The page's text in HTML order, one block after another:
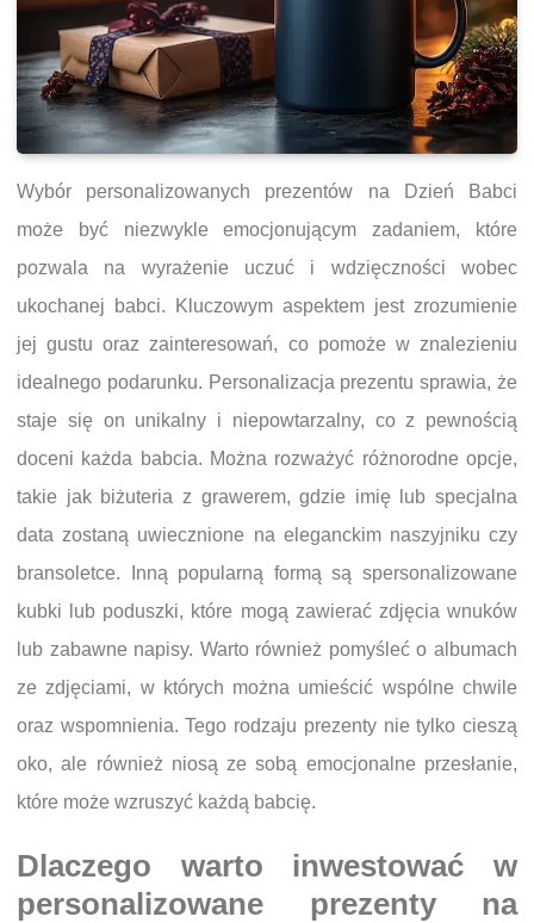
Wybór personalizowanych prezentów na Dzień Babci
może być niezwykle emocjonującym zadaniem, które
pozwala na wyrażenie uczuć i wdzięczności wobec
ukochanej babci. Kluczowym aspektem jest zrozumienie
jej gustu oraz zainteresowań, co pomoże w znalezieniu
idealnego podarunku. Personalizacja prezentu sprawia, że
staje się on unikalny i niepowtarzalny, co z pewnością
doceni każda babcia. Można rozważyć różnorodne opcje,
takie jak biżuteria z grawerem, gdzie imię lub specjalna
data zostaną uwiecznione na eleganckim naszyjniku czy
bransoletce. Inną popularną formą są spersonalizowane
kubki lub poduszki, które mogą zawierać zdjęcia wnuków
lub zabawne napisy. Warto również pomyśleć o albumach
ze zdjęciami, w których można umieścić wspólne chwile
oraz wspomnienia. Tego rodzaju prezenty nie tylko cieszą
oko, ale również niosą ze sobą emocjonalne przesłanie,
które może wzruszyć każdą babcię.
Dlaczego warto inwestować w
personalizowane prezenty na